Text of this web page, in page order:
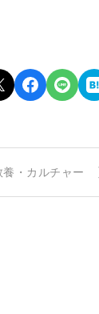
養・カルチャー